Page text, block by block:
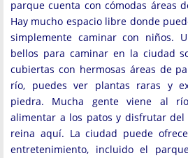
parque cuenta con cómodas áreas
Hay mucho espacio libre donde
simplemente caminar con niños.
bellos para caminar en la ciudad
cubiertas con hermosas áreas de
río, puedes ver plantas raras y
piedra. Mucha gente viene al
alimentar a los patos y disfrutar
reina aquí. La ciudad puede
entretenimiento, incluido el